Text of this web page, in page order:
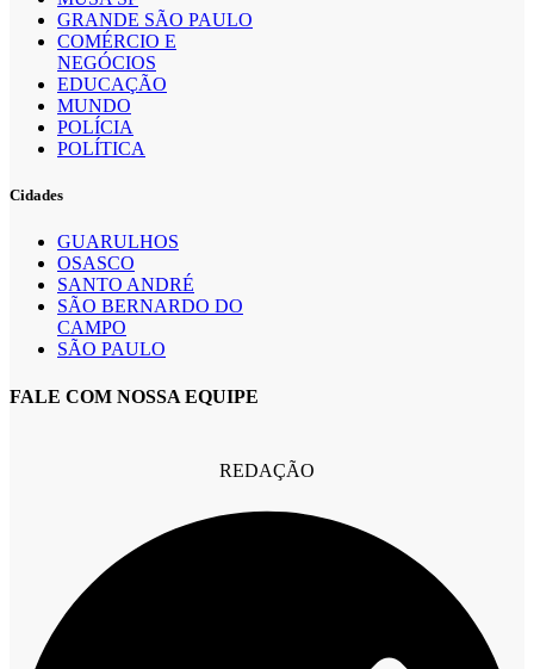
GRANDE SÃO PAULO
COMÉRCIO E
NEGÓCIOS
EDUCAÇÃO
MUNDO
POLÍCIA
POLÍTICA
Cidades
GUARULHOS
OSASCO
SANTO ANDRÉ
SÃO BERNARDO DO
CAMPO
SÃO PAULO
FALE COM NOSSA EQUIPE
REDAÇÃO